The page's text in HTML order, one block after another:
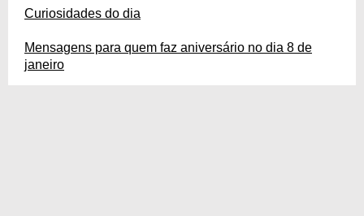
Curiosidades do dia
Mensagens para quem faz aniversário no dia 8 de
janeiro